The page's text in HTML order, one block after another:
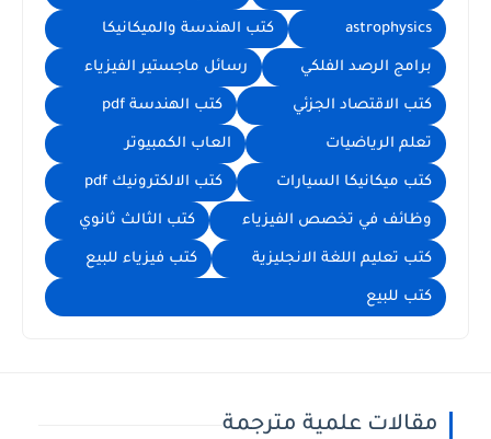
astrophysics كتب الهندسة والميكانيكا
برامج الرصد الفلكي رسائل ماجستير الفيزياء
كتب الاقتصاد الجزئي كتب الهندسة pdf
تعلم الرياضيات العاب الكمبيوتر
كتب ميكانيكا السيارات كتب الالكترونيك pdf
وظائف في تخصص الفيزياء كتب الثالث ثانوي
كتب تعليم اللغة الانجليزية كتب فيزياء للبيع
كتب للبيع
مقالات علمية مترجمة